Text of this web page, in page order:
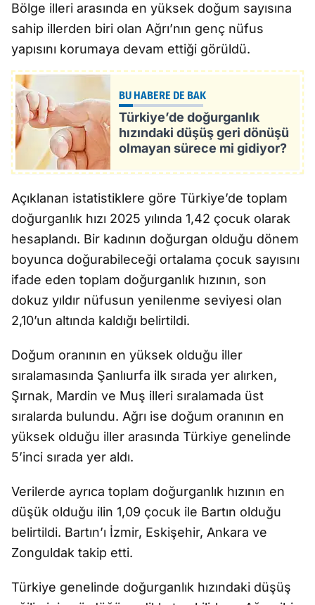
Bölge illeri arasında en yüksek doğum sayısına
sahip illerden biri olan Ağrı’nın genç nüfus
yapısını korumaya devam ettiği görüldü.
BU HABERE DE BAK
Türkiye’de doğurganlık
hızındaki düşüş geri dönüşü
olmayan sürece mi gidiyor?
Açıklanan istatistiklere göre Türkiye’de toplam
doğurganlık hızı 2025 yılında 1,42 çocuk olarak
hesaplandı. Bir kadının doğurgan olduğu dönem
boyunca doğurabileceği ortalama çocuk sayısını
ifade eden toplam doğurganlık hızının, son
dokuz yıldır nüfusun yenilenme seviyesi olan
2,10’un altında kaldığı belirtildi.
Doğum oranının en yüksek olduğu iller
sıralamasında Şanlıurfa ilk sırada yer alırken,
Şırnak, Mardin ve Muş illeri sıralamada üst
sıralarda bulundu. Ağrı ise doğum oranının en
yüksek olduğu iller arasında Türkiye genelinde
5’inci sırada yer aldı.
Verilerde ayrıca toplam doğurganlık hızının en
düşük olduğu ilin 1,09 çocuk ile Bartın olduğu
belirtildi. Bartın’ı İzmir, Eskişehir, Ankara ve
Zonguldak takip etti.
Türkiye genelinde doğurganlık hızındaki düşüş